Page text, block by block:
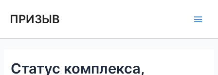
ПРИЗЫВ
Статус комплекса,
по